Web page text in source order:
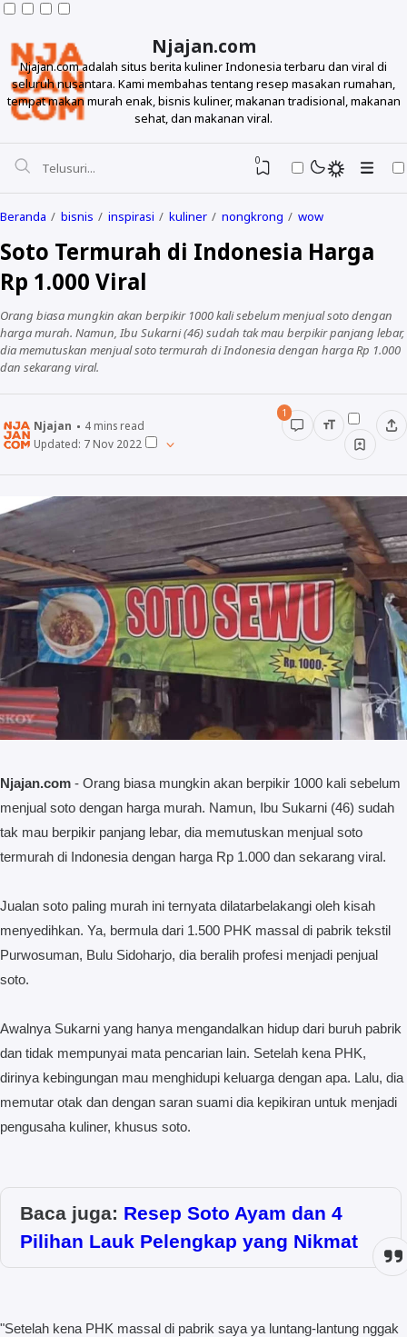
Njajan.com
Njajan.com adalah situs berita kuliner Indonesia terbaru dan viral di
seluruh nusantara. Kami membahas tentang resep masakan rumahan,
tempat makan murah enak, bisnis kuliner, makanan tradisional, makanan
sehat, dan makanan viral.
Resep
Minuman
Unik
Wow
Njajan Network
0
Beranda bisnis inspirasi kuliner nongkrong wow
Soto Termurah di Indonesia Harga
Rp 1.000 Viral
Orang biasa mungkin akan berpikir 1000 kali sebelum menjual soto dengan
harga murah. Namun, Ibu Sukarni (46) sudah tak mau berpikir panjang lebar,
dia memutuskan menjual soto termurah di Indonesia dengan harga Rp 1.000
dan sekarang viral.
Njajan 4mins read
Updated: 7 Nov 2022
1
Njajan.com - Orang biasa mungkin akan berpikir 1000 kali sebelum
menjual soto dengan harga murah. Namun, Ibu Sukarni (46) sudah
tak mau berpikir panjang lebar, dia memutuskan menjual soto
termurah di Indonesia dengan harga Rp 1.000 dan sekarang viral.
Jualan soto paling murah ini ternyata dilatarbelakangi oleh kisah
menyedihkan. Ya, bermula dari 1.500 PHK massal di pabrik tekstil
Purwosuman, Bulu Sidoharjo, dia beralih profesi menjadi penjual
soto.
Awalnya Sukarni yang hanya mengandalkan hidup dari buruh pabrik
dan tidak mempunyai mata pencarian lain. Setelah kena PHK,
dirinya kebingungan mau menghidupi keluarga dengan apa. Lalu, dia
memutar otak dan dengan saran suami dia kepikiran untuk menjadi
pengusaha kuliner, khusus soto.
Baca juga: Resep Soto Ayam dan 4
Pilihan Lauk Pelengkap yang Nikmat
"Setelah kena PHK massal di pabrik saya ya luntang-lantung nggak